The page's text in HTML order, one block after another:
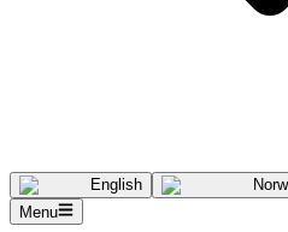
English
Menu